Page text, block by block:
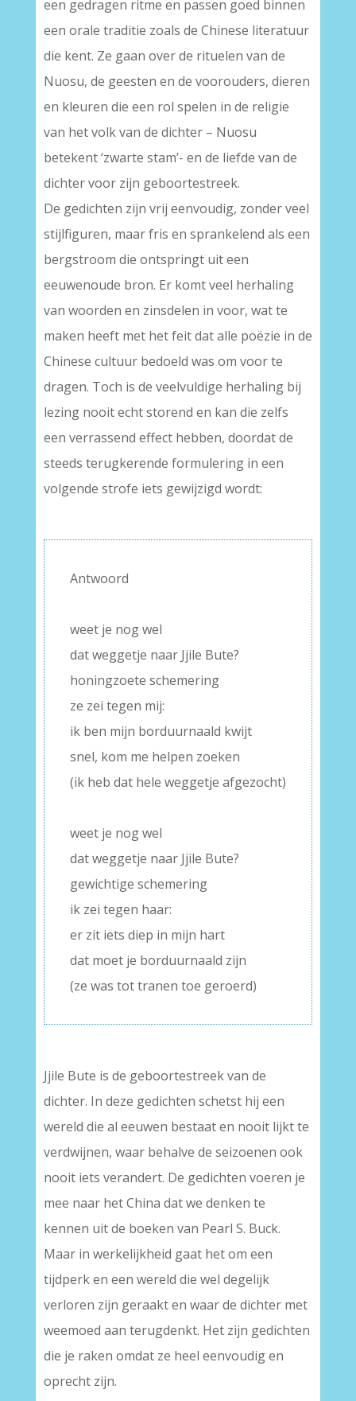
een gedragen ritme en passen goed binnen
een orale traditie zoals de Chinese literatuur
die kent. Ze gaan over de rituelen van de
Nuosu, de geesten en de voorouders, dieren
en kleuren die een rol spelen in de religie
van het volk van de dichter – Nuosu
betekent ‘zwarte stam’- en de liefde van de
dichter voor zijn geboortestreek.
De gedichten zijn vrij eenvoudig, zonder veel
stijlfiguren, maar fris en sprankelend als een
bergstroom die ontspringt uit een
eeuwenoude bron. Er komt veel herhaling
van woorden en zinsdelen in voor, wat te
maken heeft met het feit dat alle poëzie in de
Chinese cultuur bedoeld was om voor te
dragen. Toch is de veelvuldige herhaling bij
lezing nooit echt storend en kan die zelfs
een verrassend effect hebben, doordat de
steeds terugkerende formulering in een
volgende strofe iets gewijzigd wordt:
Antwoord
weet je nog wel
dat weggetje naar Jjile Bute?
honingzoete schemering
ze zei tegen mij:
ik ben mijn borduurnaald kwijt
snel, kom me helpen zoeken
(ik heb dat hele weggetje afgezocht)
weet je nog wel
dat weggetje naar Jjile Bute?
gewichtige schemering
ik zei tegen haar:
er zit iets diep in mijn hart
dat moet je borduurnaald zijn
(ze was tot tranen toe geroerd)
Jjile Bute is de geboortestreek van de
dichter. In deze gedichten schetst hij een
wereld die al eeuwen bestaat en nooit lijkt te
verdwijnen, waar behalve de seizoenen ook
nooit iets verandert. De gedichten voeren je
mee naar het China dat we denken te
kennen uit de boeken van Pearl S. Buck.
Maar in werkelijkheid gaat het om een
tijdperk en een wereld die wel degelijk
verloren zijn geraakt en waar de dichter met
weemoed aan terugdenkt. Het zijn gedichten
die je raken omdat ze heel eenvoudig en
oprecht zijn.